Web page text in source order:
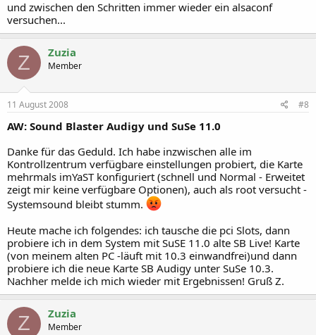
und zwischen den Schritten immer wieder ein alsaconf
versuchen...
Z Zuzia
Member
11 August 2008 #8
AW: Sound Blaster Audigy und SuSe 11.0
Danke für das Geduld. Ich habe inzwischen alle im
Kontrollzentrum verfügbare einstellungen probiert, die Karte
mehrmals imYaST konfiguriert (schnell und Normal - Erweitet
zeigt mir keine verfügbare Optionen), auch als root versucht -
Systemsound bleibt stumm.
Heute mache ich folgendes: ich tausche die pci Slots, dann
probiere ich in dem System mit SuSE 11.0 alte SB Live! Karte
(von meinem alten PC -läuft mit 10.3 einwandfrei)und dann
probiere ich die neue Karte SB Audigy unter SuSe 10.3.
Nachher melde ich mich wieder mit Ergebnissen! Gruß Z.
Z Zuzia
Member